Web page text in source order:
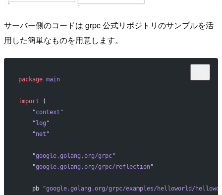
サーバー側のコードは grpc 公式リポジトリのサンプルを活
用した簡単なものを用意します。
package main
import (
    "
context "
    "
log "
    "
net "
    "
google.golang.org/grpc"
    "
google.golang.org/grpc/reflection"
    pb
"google.golang.org/grpc/examples/helloworld/